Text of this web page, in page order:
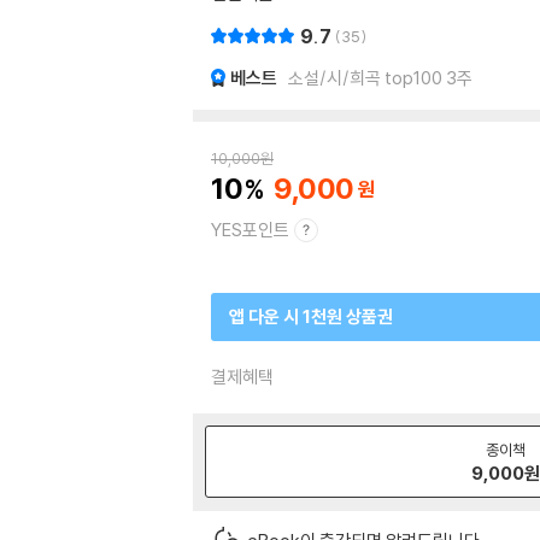
9.7 35
베스트 소설/시/희곡 top100 3주
10,000원
10 9,000
YES포인트
앱 다운 시 1천원 상품권
결제혜택
종이책
9,000원